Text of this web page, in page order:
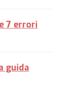
7 errori
guida